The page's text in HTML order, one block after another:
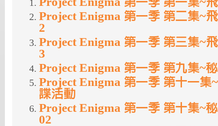
Project Enigma 第一季 第二集~
2
Project Enigma 第一季 第三集~
3
Project Enigma 第一季 第九集~
Project Enigma 第一季 第十一集
諜活動
Project Enigma 第一季 第十集~
02